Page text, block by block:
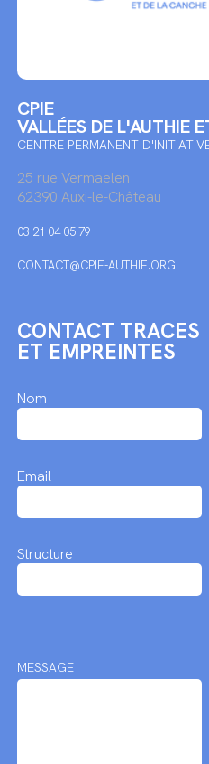
CPIE
VALLÉES DE L'AUTHIE
CENTRE PERMANENT
25 rue Vermaelen
62390 Auxi-le-Château
03 21 04 05 79
CONTACT@CPIE-AUTHIE.ORG
CONTACT TRACES
ET EMPREINTES
Nom
Email
Structure
MESSAGE